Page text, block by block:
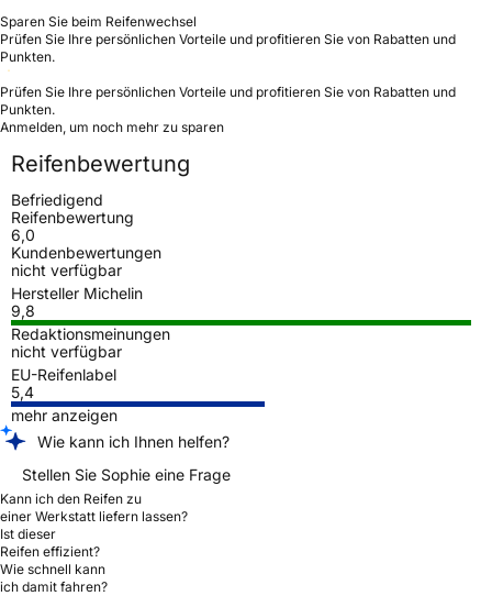
Sparen Sie beim Reifenwechsel
Prüfen Sie Ihre persönlichen Vorteile und profitieren Sie von Rabatten und
Punkten.
Prüfen Sie Ihre persönlichen Vorteile und profitieren Sie von Rabatten und
Punkten.
Anmelden, um noch mehr zu sparen
Reifenbewertung
Befriedigend
Reifenbewertung
6,0
Kundenbewertungen
nicht verfügbar
Hersteller Michelin
9,8
Redaktionsmeinungen
nicht verfügbar
EU-Reifenlabel
5,4
mehr anzeigen
Wie kann ich Ihnen helfen?
Stellen Sie Sophie eine Frage
Kann ich den Reifen zu
einer Werkstatt liefern lassen?
Ist dieser
Reifen effizient?
Wie schnell kann
ich damit fahren?